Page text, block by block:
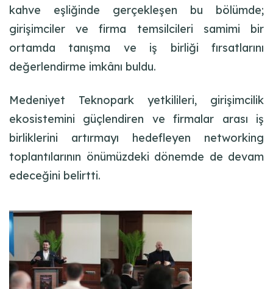
kahve eşliğinde gerçekleşen bu bölümde;
girişimciler ve firma temsilcileri samimi bir
ortamda tanışma ve iş birliği fırsatlarını
değerlendirme imkânı buldu.
Medeniyet Teknopark yetkilileri, girişimcilik
ekosistemini güçlendiren ve firmalar arası iş
birliklerini artırmayı hedefleyen networking
toplantılarının önümüzdeki dönemde de devam
edeceğini belirtti.